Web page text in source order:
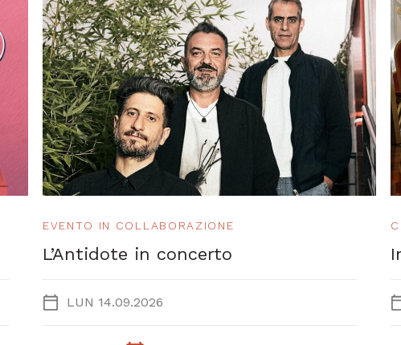
EVENTO IN COLLABORAZIONE
L’Antidote in concerto
LUN 14.09.2026